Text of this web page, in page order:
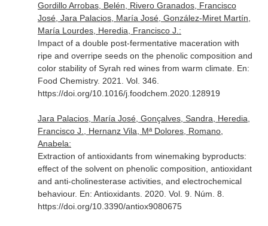
Gordillo Arrobas, Belén, Rivero Granados, Francisco
José, Jara Palacios, María José, González-Miret Martín,
María Lourdes, Heredia, Francisco J.:
Impact of a double post-fermentative maceration with
ripe and overripe seeds on the phenolic composition and
color stability of Syrah red wines from warm climate. En:
Food Chemistry. 2021. Vol. 346.
https://doi.org/10.1016/j.foodchem.2020.128919
Jara Palacios, María José, Gonçalves, Sandra, Heredia,
Francisco J., Hernanz Vila, Mª Dolores, Romano,
Anabela:
Extraction of antioxidants from winemaking byproducts:
effect of the solvent on phenolic composition, antioxidant
and anti-cholinesterase activities, and electrochemical
behaviour. En: Antioxidants. 2020. Vol. 9. Núm. 8.
https://doi.org/10.3390/antiox9080675